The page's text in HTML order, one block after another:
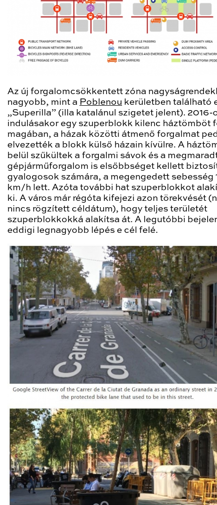
Az új forgalomcsökkentett zóna
nagyobb, mint a Poblenou kerületben található
„Superilla” (illa katalánul szigetet jelent). 2016-
indulásakor egy szuperblokk kilenc háztömböt
magában, a házak közötti átmenő forgalmat
elvezették a blokk külső házain kívülre. A
belül szűkültek a forgalmi sávok és a
gépjárműforgalom is elsőbbséget kellett
gyalogosok számára, a megengedett sebesség
km/h lett. Azóta további hat szuperblokkot
ki. A város már régóta kifejezi azon törekvését
nincs rögzített céldátum), hogy teljes területét
szuperblokkokká alakítsa át. A legutóbbi
eddigi legnagyobb lépés e cél felé.